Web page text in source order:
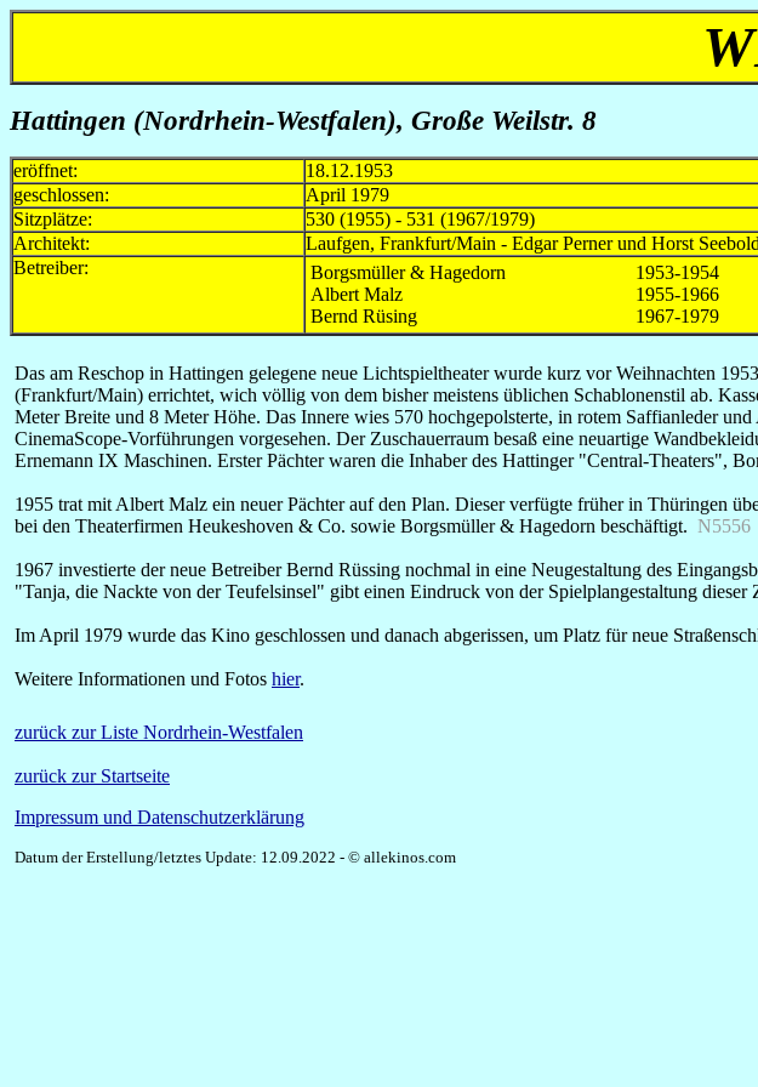
Hattingen (Nordrhein-Westfalen), Große Weilstr. 8
eröffnet:
18.12.1953
geschlossen:
April 1979
Sitzplätze:
530 (1955) - 531 (1967/1979)
Architekt:
Laufgen, Frankfurt/Main - Edgar Perner und Horst
Betreiber:
Borgsmüller & Hagedorn
Albert Malz
Bernd Rüsing
1953-1954
1955-1966
1967-1979
Das am Reschop in Hattingen gelegene neue Lichtspieltheater wurde kurz vor Weihnachten
(Frankfurt/Main) errichtet, wich völlig von dem bisher meistens üblichen Schablonenstil ab.
Meter Breite und 8 Meter Höhe. Das Innere wies 570 hochgepolsterte, in rotem Saffianleder
CinemaScope-Vorführungen vorgesehen. Der Zuschauerraum besaß eine neuartige
Ernemann IX Maschinen. Erster Pächter waren die Inhaber des Hattinger "Central-Theaters",
1955 trat mit Albert Malz ein neuer Pächter auf den Plan. Dieser verfügte früher in Thüringen
bei den Theaterfirmen Heukeshoven & Co. sowie Borgsmüller & Hagedorn beschäftigt. N5556
1967 investierte der neue Betreiber Bernd Rüssing nochmal in eine Neugestaltung des
"Tanja, die Nackte von der Teufelsinsel" gibt einen Eindruck von der Spielplangestaltung dieser
Im April 1979 wurde das Kino geschlossen und danach abgerissen, um Platz für neue
Weitere Informationen und Fotos hier.
zurück zur Liste Nordrhein-Westfalen
zurück zur Startseite
Impressum und Datenschutzerklärung
Datum der Erstellung/letztes Update: 12.09.2022 - © allekinos.com